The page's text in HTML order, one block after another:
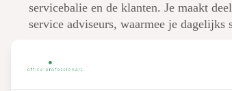
servicebalie en de klanten. Je maakt
service adviseurs, waarmee je dagelijks
Klanten en collega’s adviseren bij